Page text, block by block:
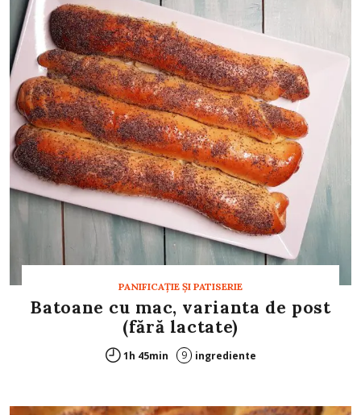
PANIFICAŢIE ŞI PATISERIE
Batoane cu mac, varianta de post
(fără lactate)
1h 45min 9 ingrediente